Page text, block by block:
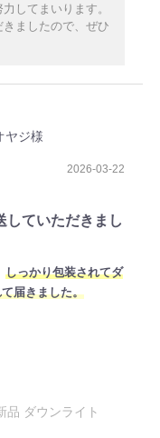
してまいります。
ましたので、ぜひ
ヤジ様
2026-03-22
していただきまし
しっかり包装されてダ
届きました。
品 ダウンライト